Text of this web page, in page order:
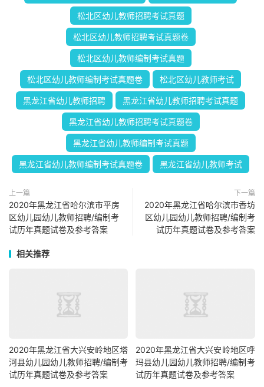
松北区幼儿教师招聘考试真题
松北区幼儿教师招聘考试真题卷
松北区幼儿教师编制考试真题
松北区幼儿教师编制考试真题卷 松北区幼儿教师考试
黑龙江省幼儿教师招聘 黑龙江省幼儿教师招聘考试真题
黑龙江省幼儿教师招聘考试真题卷
黑龙江省幼儿教师编制考试真题
黑龙江省幼儿教师编制考试真题卷 黑龙江省幼儿教师考试
上一篇
2020年黑龙江省哈尔滨市平房
区幼儿园幼儿教师招聘/编制考
试历年真题试卷及参考答案
下一篇
2020年黑龙江省哈尔滨市香坊
区幼儿园幼儿教师招聘/编制考
试历年真题试卷及参考答案
相关推荐
2020年黑龙江省大兴安岭地区塔
河县幼儿园幼儿教师招聘/编制考
试历年真题试卷及参考答案
2020年黑龙江省大兴安岭地区呼
玛县幼儿园幼儿教师招聘/编制考
试历年真题试卷及参考答案